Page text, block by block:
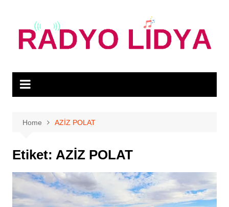
content
Home AZİZ POLAT
Etiket: AZİZ POLAT